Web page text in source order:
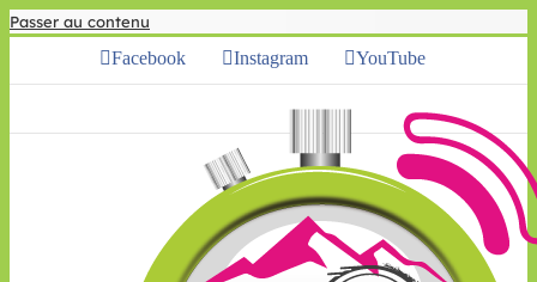
Passer au contenu
Facebook Instagram YouTube